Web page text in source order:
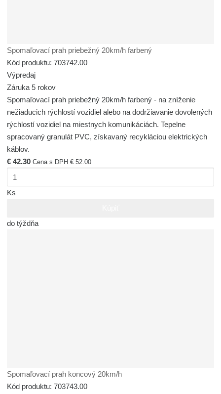
Spomaľovací prah priebežný 20km/h farbený
Kód produktu: 703742.00
Výpredaj
Záruka 5 rokov
Spomaľovací prah priebežný 20km/h farbený - na zníženie
nežiaducich rýchlostí vozidiel alebo na dodržiavanie dovolených
rýchlostí vozidiel na miestnych komunikáciách. Tepelne
spracovaný granulát PVC, získavaný recykláciou elektrických
káblov.
€ 42.30 Cena s DPH € 52.00
Ks
do týždňa
Spomaľovací prah koncový 20km/h
Kód produktu: 703743.00